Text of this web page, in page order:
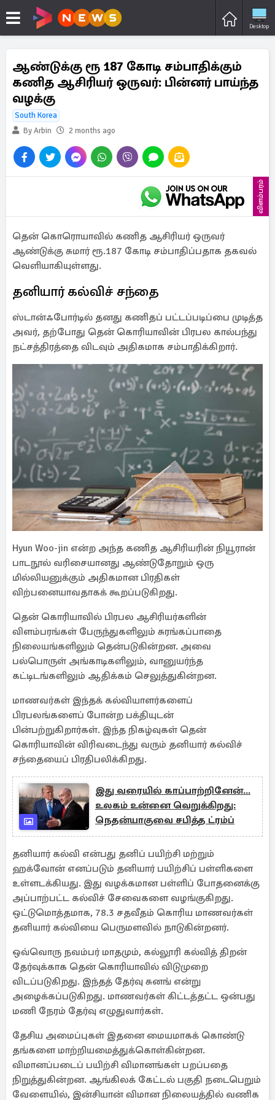
Desktop
ஆண்டுக்கு ரூ 187 கோடி சம்பாதிக்கும்
கணித ஆசிரியர் ஒருவர்: பின்னர் பாய்ந்த
வழக்கு
South Korea
By Arbin
2 months ago
விளம்பரம்
தென் கொரொயாவில் கணித ஆசிரியர் ஒருவர்
ஆண்டுக்கு சுமார் ரூ.187 கோடி சம்பாதிப்பதாக தகவல்
வெளியாகியுள்ளது.
தனியார் கல்விச் சந்தை
ஸ்டான்ஃபோர்டில் தனது கணிதப் பட்டப்படிப்பை முடித்த
அவர், தற்போது தென் கொரியாவின் பிரபல கால்பந்து
நட்சத்திரத்தை விடவும் அதிகமாக சம்பாதிக்கிறார்.
Hyun Woo-jin என்ற அந்த கணித ஆசிரியரின் நியூரான்
பாடநூல் வரிசையானது ஆண்டுதோறும் ஒரு
மில்லியனுக்கும் அதிகமான பிரதிகள்
விற்பனையாவதாகக் கூறப்படுகிறது.
தென் கொரியாவில் பிரபல ஆசிரியர்களின்
விளம்பரங்கள் பேருந்துகளிலும் சுரங்கப்பாதை
நிலையங்களிலும் தென்படுகின்றன. அவை
பல்பொருள் அங்காடிகளிலும், வானுயர்ந்த
கட்டிடங்களிலும் ஆதிக்கம் செலுத்துகின்றன.
மாணவர்கள் இந்தக் கல்வியாளர்களைப்
பிரபலங்களைப் போன்ற பக்தியுடன்
பின்பற்றுகிறார்கள். இந்த நிகழ்வுகள் தென்
கொரியாவின் விரிவடைந்து வரும் தனியார் கல்விச்
சந்தையைப் பிரதிபலிக்கிறது.
இது வரையில் காப்பாற்றினேன்...
உலகம் உன்னை வெறுக்கிறது:
நெதன்யாகுவை சபித்த ட்ரம்ப்
தனியார் கல்வி என்பது தனிப் பயிற்சி மற்றும்
ஹக்வோன் எனப்படும் தனியார் பயிற்சிப் பள்ளிகளை
உள்ளடக்கியது. இது வழக்கமான பள்ளிப் போதனைக்கு
அப்பாற்பட்ட கல்விச் சேவைகளை வழங்குகிறது.
ஒட்டுமொத்தமாக, 78.3 சதவீதம் கொரிய மாணவர்கள்
தனியார் கல்வியை பெருமளவில் நாடுகின்றனர்.
ஒவ்வொரு நவம்பர் மாதமும், கல்லூரி கல்வித் திறன்
தேர்வுக்காக தென் கொரியாவில் விடுமுறை
விடப்படுகிறது. இந்தத் தேர்வு சுனங் என்று
அழைக்கப்படுகிறது. மாணவர்கள் கிட்டத்தட்ட ஒன்பது
மணி நேரம் தேர்வு எழுதுவார்கள்.
தேசிய அமைப்புகள் இதனை மையமாகக் கொண்டு
தங்களை மாற்றியமைத்துக்கொள்கின்றன.
விமானப்படைப் பயிற்சி விமானங்கள் பறப்பதை
நிறுத்துகின்றன. ஆங்கிலக் கேட்டல் பகுதி நடைபெறும்
வேளையில், இன்சியான் விமான நிலையத்தில் வணிக